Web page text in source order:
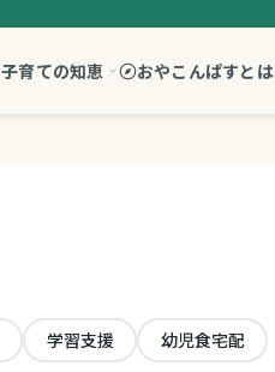
子育ての知恵 おやこんぱすとは
学習支援 幼児食宅配